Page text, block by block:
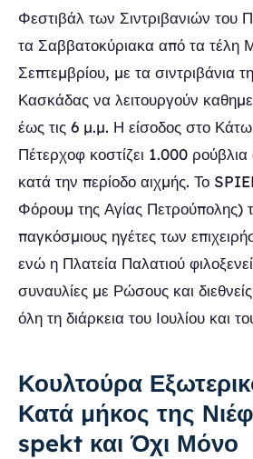
Φεστιβάλ των Σιντριβανιών του
τα Σαββατοκύριακα από τα τέλη
Σεπτεμβρίου, με τα σιντριβάνια
Κασκάδας να λειτουργούν
έως τις 6 μ.μ. Η είσοδος στο
Πέτερχοφ κοστίζει 1.000
κατά την περίοδο αιχμής. Το
Φόρουμ της Αγίας Πετρούπολης)
παγκόσμιους ηγέτες των
ενώ η Πλατεία Παλατιού
συναυλίες με Ρώσους και
όλη τη διάρκεια του Ιουλίου και
Κουλτούρα
Κατά μήκος της
spekt και Όχι Μόνο